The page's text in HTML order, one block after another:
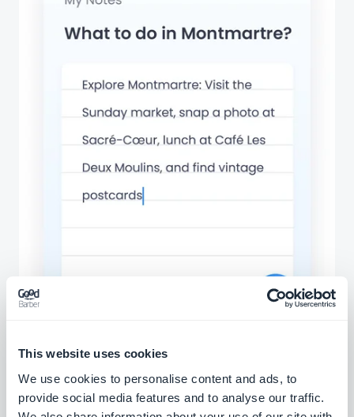
This website uses cookies
We use cookies to personalise content and ads, to
provide social media features and to analyse our traffic.